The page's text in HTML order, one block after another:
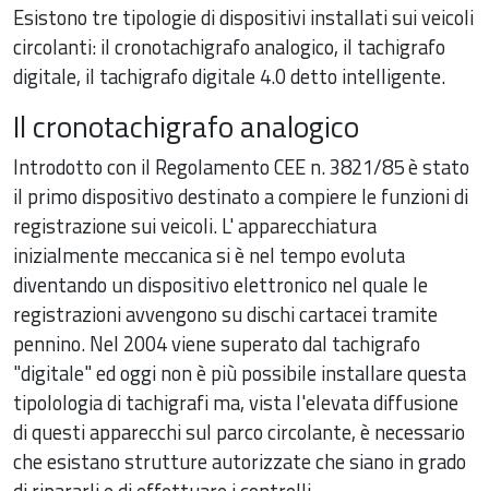
Esistono tre tipologie di dispositivi installati sui veicoli
circolanti: il cronotachigrafo analogico, il tachigrafo
digitale, il tachigrafo digitale 4.0 detto intelligente.
Il cronotachigrafo analogico
Introdotto con il Regolamento CEE n. 3821/85 è stato
il primo dispositivo destinato a compiere le funzioni di
registrazione sui veicoli. L' apparecchiatura
inizialmente meccanica si è nel tempo evoluta
diventando un dispositivo elettronico nel quale le
registrazioni avvengono su dischi cartacei tramite
pennino. Nel 2004 viene superato dal tachigrafo
"digitale" ed oggi non è più possibile installare questa
tipolologia di tachigrafi ma, vista l'elevata diffusione
di questi apparecchi sul parco circolante, è necessario
che esistano strutture autorizzate che siano in grado